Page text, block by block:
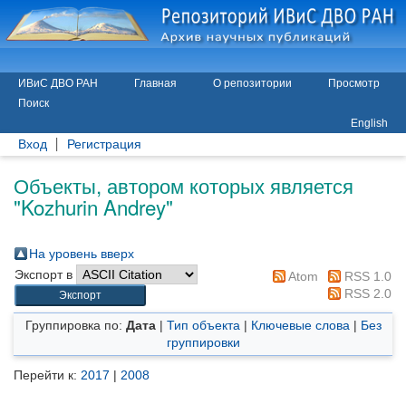
ИВиС ДВО РАН Главная О репозитории
Просмотр
Поиск
English
Вход Регистрация
Объекты, автором которых является
"Kozhurin Andrey"
На уровень вверх
Экспорт в
Atom
RSS 1.0
RSS 2.0
Группировка по: Дата| Тип объекта | Ключевые слова | Без
группировки
Перейти к: 2017 | 2008